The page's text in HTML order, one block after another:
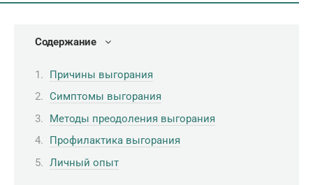
Содержание
Причины выгорания
Симптомы выгорания
Методы преодоления выгорания
Профилактика выгорания
Личный опыт